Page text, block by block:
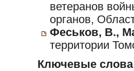
ветеранов
органов,
Феськов, В.,
территории
Ключевые слова